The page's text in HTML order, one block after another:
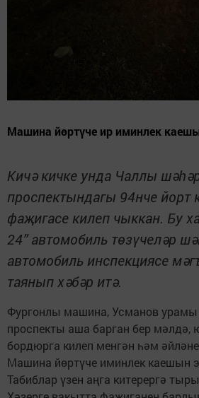
Машина йөртүче ир иминлек
Кичә кичке унда Чаллы
проспектындагы 94нче
фаҗигасе килеп чыккан. Бу
24” автомобиль төзүчеләр
автомобиль инспекциясе
таянып хәбәр итә.
Фургонлы машина, Усманов урамы
проспекты аша барган бер
бордюрга килеп менгән һәм
Машина йөртүче иминлек каешын
Табиблар үзен аңга китерергә